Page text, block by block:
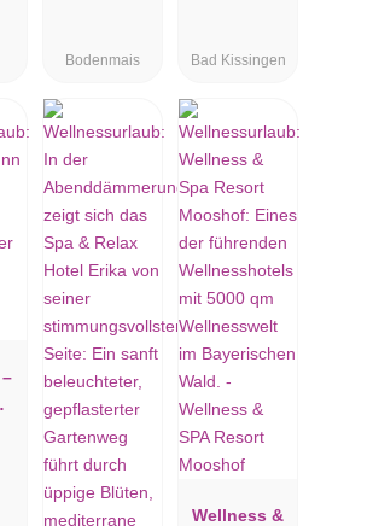
Bodenmais Bad Kissingen
Wellness &